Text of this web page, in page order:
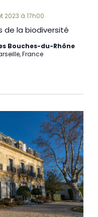
de la biodiversité
2023 à 17h00
Bouches-du-Rhône
France